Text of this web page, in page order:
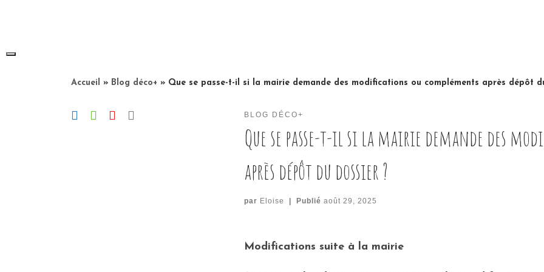
Accueil » Blog déco+ » Que se passe-t-il si la mairie demande des modifications ou compléments après dépôt
BLOG DÉCO+
Que se passe-t-il si la mairie demande des
après dépôt du dossier ?
par Eloise | Publié août 29, 2025
Modifications suite à la mairie